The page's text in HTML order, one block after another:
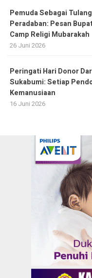
Pemuda Sebagai
Peradaban: Pesan
Camp Religi Mubarakah
26 Juni 2026
Peringati Hari Donor
Sukabumi: Setiap
Kemanusiaan
16 Juni 2026
Ketentuan dan
Pedoman Media Siber
Copyright
BERITA